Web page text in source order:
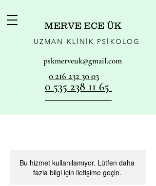
0 535 238 11 65
MERVE ECE ÜK
UZMAN KLİNİK PSİKOLOG
0 216 232 30 03
pskmerveuk@gmail.com
Bu hizmet kullanılamıyor. Lütfen daha
fazla bilgi için iletişime geçin.